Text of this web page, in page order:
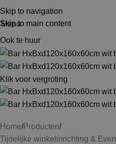
Skip to navigation
Skip to main content
Menu
Ook te huur
Klik voor vergroting
Home Producten
Tijdelijke winkelinrichting &